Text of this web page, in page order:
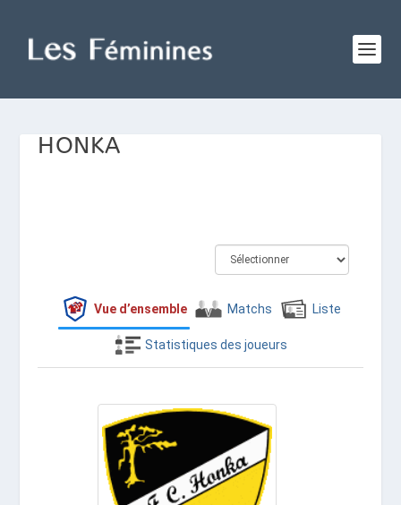
HONKA
Vue d’ensemble Matchs Liste
Statistiques des joueurs